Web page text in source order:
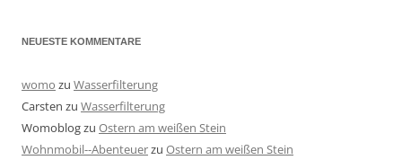
NEUESTE KOMMENTARE
womo zu Wasserfilterung
Carsten zu Wasserfilterung
Womoblogzu Ostern am weißen Stein
Wohnmobil--Abenteuerzu Ostern am weißen Stein